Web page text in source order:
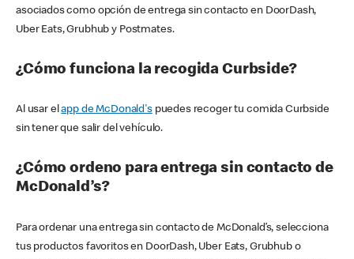
asociados como opción de entrega sin contacto en DoorDash,
Uber Eats, Grubhub y Postmates.
¿Cómo funciona la recogida Curbside?
Al usar elapp de McDonald'spuedes recoger tu comida Curbside
sin tener que salir del vehículo.
¿Cómo ordeno para entrega sin contacto de
McDonald’s?
Para ordenar una entrega sin contacto de McDonald’s, selecciona
tus productos favoritos en DoorDash, Uber Eats, Grubhub o